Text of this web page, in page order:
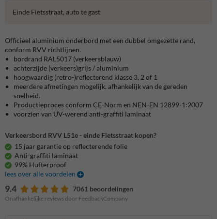
Einde Fietsstraat, auto te gast
Officieel aluminium onderbord met een dubbel omgezette rand,
conform RVV richtlijnen.
bordrand RAL5017 (verkeersblauw)
achterzijde (verkeers)grijs / aluminium
hoogwaardig (retro-)reflecterend klasse 3, 2 of 1
meerdere afmetingen mogelijk, afhankelijk van de gereden
snelheid.
Productieproces conform CE-Norm en NEN-EN 12899-1:2007
voorzien van UV-werend anti-graffiti laminaat
Verkeersbord RVV L51e - einde Fietsstraat kopen?
15 jaar garantie op reflecterende folie
Anti-graffiti laminaat
99% Hufterproof
lees over alle voordelen
9.4 7061 beoordelingen
Onafhankelijke reviews door FeedbackCompany